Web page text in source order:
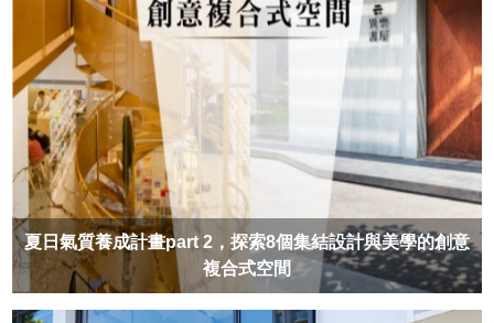
夏日氣質養成計畫part 2，探索8個集結設計與美學的創意
複合式空間